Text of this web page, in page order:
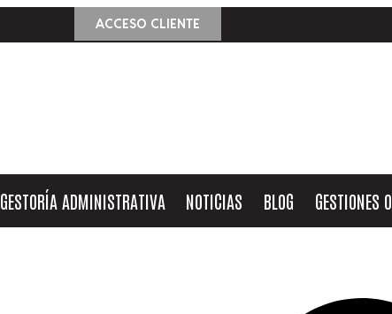
ACCESO CLIENTE
GESTORÍA ADMINISTRATIVA NOTICIAS BLOG GESTIONES